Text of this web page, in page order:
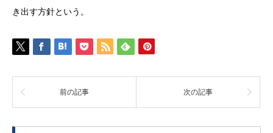
き出す方針という。
前の記事 次の記事